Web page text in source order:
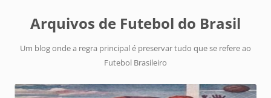
Arquivos de Futebol do Brasil
Um blog onde a regra principal é preservar tudo que se refere ao
Futebol Brasileiro